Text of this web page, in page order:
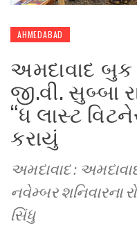
AHMEDABAD
અમદાવાદ
જી.વી. સુબ્બા
“ધ લાસ્ટ
કરાયું
અમદાવાદ :
નવેમ્બર
સિંધુ